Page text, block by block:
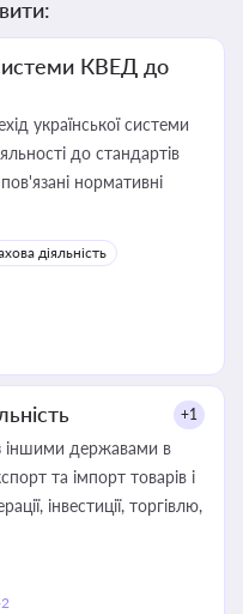
КВЕД до
української системи
до стандартів
нормативні
діяльність
+1
іншими державами в
та імпорт товарів і
інвестиції, торгівлю,